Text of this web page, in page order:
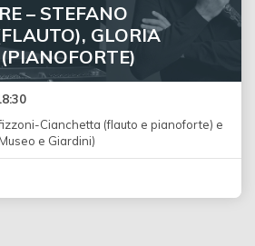
– STEFANO
GLORIA
Cianchetta (flauto e pianoforte) e
e Giardini)